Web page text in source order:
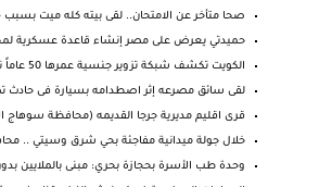
صحا متأخر عن الامتحان.. لقى بيته كله ميت
حميدتي يعرض على مصر إنشاء قاعدة عسكرية
الكويت تكشف شبكة تزوير جنسية عمرها 50 عاماً تورط ف...
لقى سائق مصرعه إثر اصطدامه بسيارة فى حادث
قرى اقليم مديرية جرجا القديمه (محافظة سوهاج
خلال جولة ميدانية مفاجئة بحي شرق وسيتي ..
وحدة طب الأسرة بحجازة بحري: مبنى بالملايين